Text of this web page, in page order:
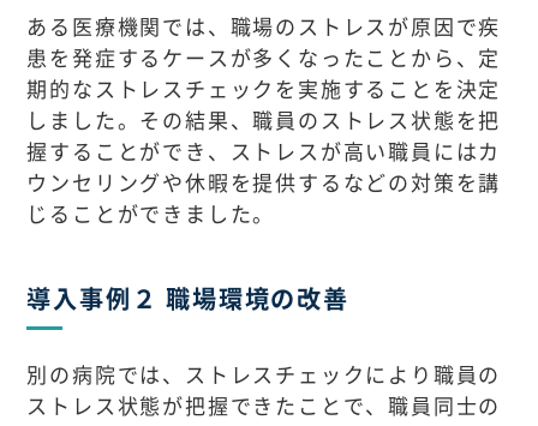
ある医療機関では、職場のストレスが原因で疾
患を発症するケースが多くなったことから、定
期的なストレスチェックを実施することを決定
しました。その結果、職員のストレス状態を把
握することができ、ストレスが高い職員にはカ
ウンセリングや休暇を提供するなどの対策を講
じることができました。
導入事例２ 職場環境の改善
別の病院では、ストレスチェックにより職員の
ストレス状態が把握できたことで、職員同士の